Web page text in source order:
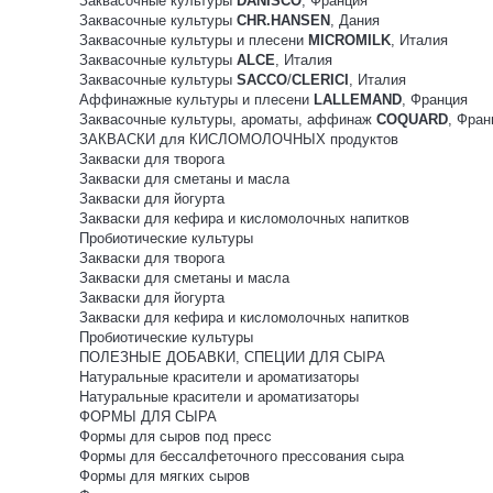
Заквасочные культуры CHR.HANSEN , Дания
Заквасочные культуры и плесени MICROMILK, Италия
Заквасочные культуры ALCE, Италия
Заквасочные культуры SACCO/CLERICI , Италия
Аффинажные культуры и плесени LALLEMAND, Франция
Заквасочные культуры, ароматы, аффинаж COQUARD,
ЗАКВАСКИ для КИСЛОМОЛОЧНЫХ продуктов
Закваски для творога
Закваски для сметаны и масла
Закваски для йогурта
Закваски для кефира и кисломолочных напитков
Пробиотические культуры
Закваски для творога
Закваски для сметаны и масла
Закваски для йогурта
Закваски для кефира и кисломолочных напитков
Пробиотические культуры
ПОЛЕЗНЫЕ ДОБАВКИ, СПЕЦИИ ДЛЯ СЫРА
Натуральные красители и ароматизаторы
Натуральные красители и ароматизаторы
ФОРМЫ ДЛЯ СЫРА
Формы для сыров под пресс
Формы для бессалфеточного прессования сыра
Формы для мягких сыров